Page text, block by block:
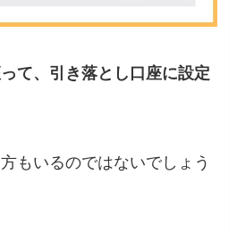
て、引き落とし口座に設定
もいるのではないでしょう